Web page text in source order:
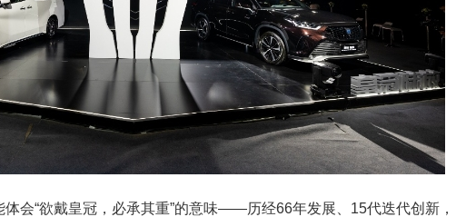
会“欲戴皇冠，必承其重”的意味——历经66年发展、15代迭代创新，